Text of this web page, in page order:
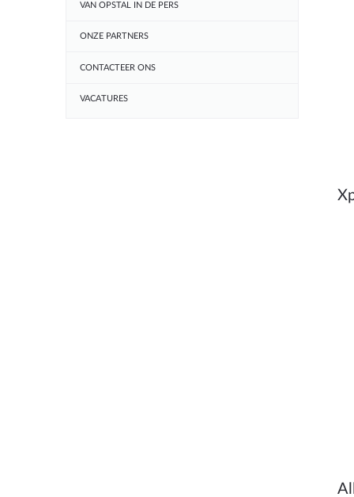
VAN OPSTAL IN DE PERS
ONZE PARTNERS
CONTACTEER ONS
VACATURES